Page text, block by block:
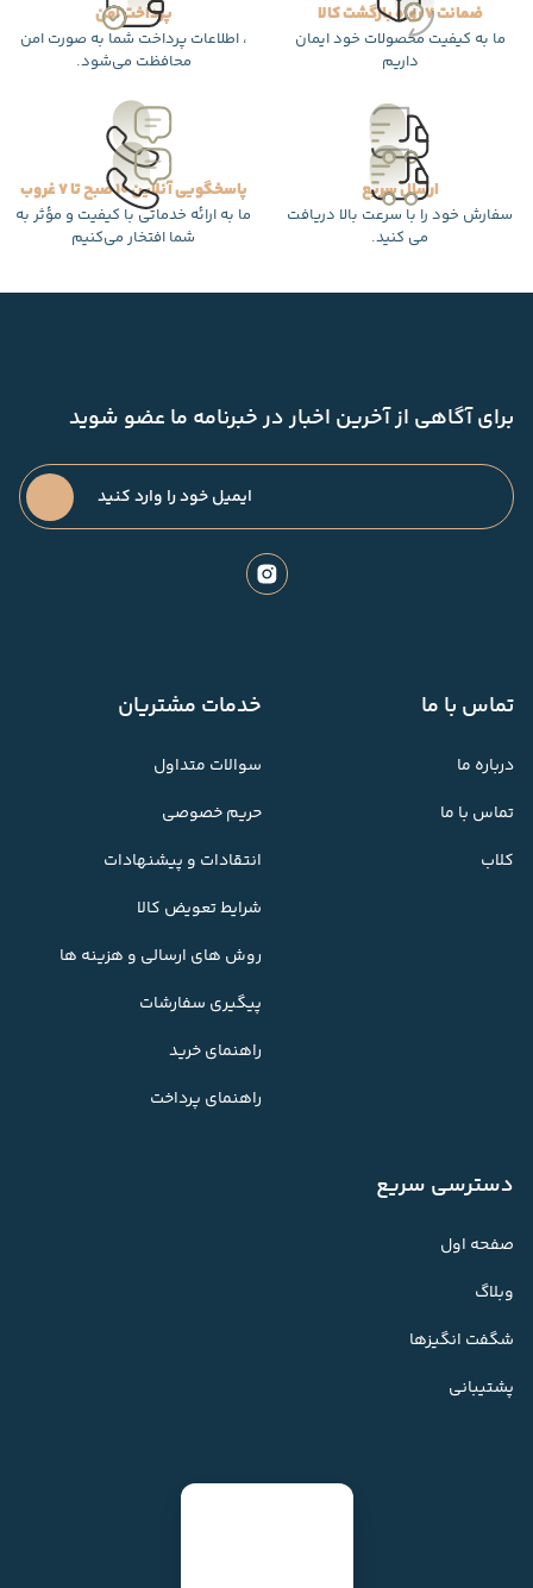
ضمانت 7 روزه بازگشت کالا
ما به کیفیت محصولات خود ایمان
داریم
پرداخت امن
، اطلاعات پرداخت شما به صورت امن
محافظت می‌شود.
ارسال سریع
سفارش خود را با سرعت بالا دریافت
می کنید.
پاسخگویی آنلاین 10 صبح تا 7 غروب
ما به ارائه خدماتی با کیفیت و مؤثر به
شما افتخار می‌کنیم
برای آگاهی از آخرین اخبار در خبرنامه ما عضو شوید
تماس با ما
درباره ما
تماس با ما
کلاب
خدمات مشتریان
سوالات متداول
حریم خصوصی
انتقادات و پیشنهادات
شرایط تعویض کالا
روش های ارسالی و هزینه ها
پیگیری سفارشات
راهنمای خرید
راهنمای پرداخت
دسترسی سریع
صفحه اول
وبلاگ
شگفت انگیزها
پشتیبانی